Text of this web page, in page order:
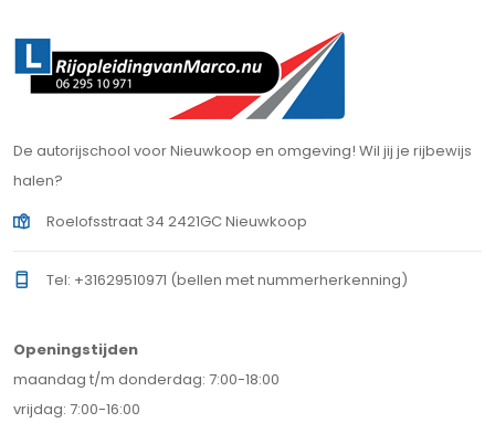
De autorijschool voor Nieuwkoop en omgeving! Wil jij je rijbewijs
halen?
Roelofsstraat 34 2421GC Nieuwkoop
Tel: +31629510971 (bellen met nummerherkenning)
Openingstijden
maandag t/m donderdag: 7:00-18:00
vrijdag: 7:00-16:00